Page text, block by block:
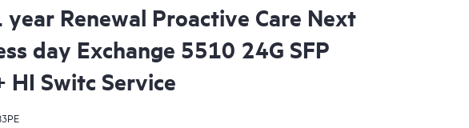
year Renewal Proactive Care Next
day Exchange 5510 24G SFP
HI Switc Service